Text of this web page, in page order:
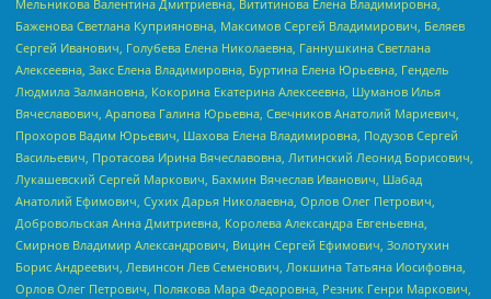
Мельникова Валентина Дмитриевна, Вититинова Елена Владимировна,
Баженова Светлана Куприяновна, Максимов Сергей Владимирович, Беляев
Сергей Иванович, Голубева Елена Николаевна, Ганнушкина Светлана
Алексеевна, Закс Елена Владимировна, Буртина Елена Юрьевна, Гендель
Людмила Залмановна, Кокорина Екатерина Алексеевна, Шуманов Илья
Вячеславович, Арапова Галина Юрьевна, Свечников Анатолий Мариевич,
Прохоров Вадим Юрьевич, Шахова Елена Владимировна, Подузов Сергей
Васильевич, Протасова Ирина Вячеславовна, Литинский Леонид Борисович,
Лукашевский Сергей Маркович, Бахмин Вячеслав Иванович, Шабад
Анатолий Ефимович, Сухих Дарья Николаевна, Орлов Олег Петрович,
Добровольская Анна Дмитриевна, Королева Александра Евгеньевна,
Смирнов Владимир Александрович, Вицин Сергей Ефимович, Золотухин
Борис Андреевич, Левинсон Лев Семенович, Локшина Татьяна Иосифовна,
Орлов Олег Петрович, Полякова Мара Федоровна, Резник Генри Маркович,